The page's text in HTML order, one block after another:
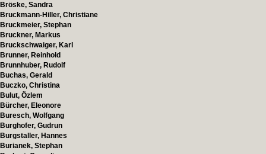
Bröske, Sandra
Bruckmann-Hiller, Christiane
Bruckmeier, Stephan
Bruckner, Markus
Bruckschwaiger, Karl
Brunner, Reinhold
Brunnhuber, Rudolf
Buchas, Gerald
Buczko, Christina
Bulut, Özlem
Bürcher, Eleonore
Buresch, Wolfgang
Burghofer, Gudrun
Burgstaller, Hannes
Burianek, Stephan